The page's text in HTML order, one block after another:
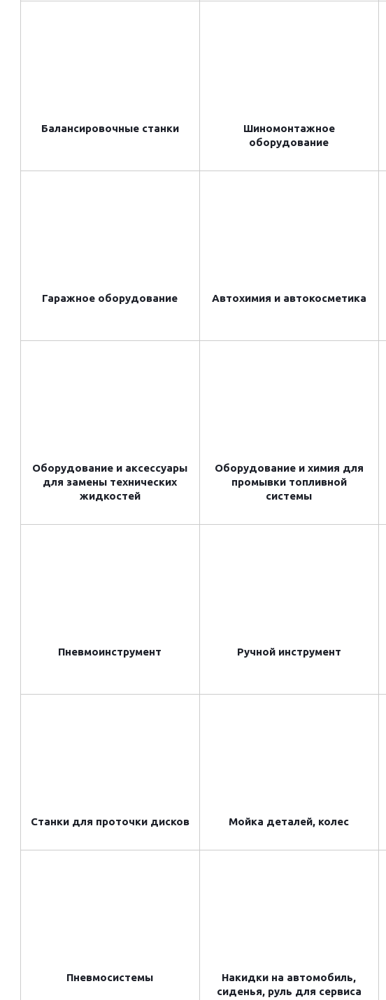
Балансировочные станки
Шиномонтажное
оборудование
Гаражное оборудование Автохимия и автокосметика
Оборудование и аксессуары
для замены технических
жидкостей
Оборудование и химия для
промывки топливной
системы
Пневмоинструмент Ручной инструмент
Станки для проточки дисков Мойка деталей, колес
Пневмосистемы
Накидки на автомобиль,
сиденья, руль для сервиса